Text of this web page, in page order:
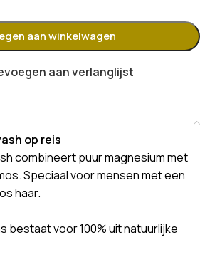
aan winkelwagen
aan verlanglijst
op reis
combineert puur magnesium met
Speciaal voor mensen met een
haar.
bestaat voor 100% uit natuurlijke